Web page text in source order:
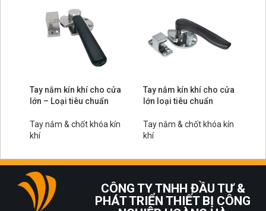
Tay nắm kín khí cho cửa
lớn – Loại tiêu chuẩn
Tay nắm & chốt khóa kín
khí
Tay nắm kín khí cho cửa
lớn loại tiêu chuẩn
Tay nắm & chốt khóa kín
khí
CÔNG TY TNHH ĐẦU TƯ &
PHÁT TRIỂN THIẾT BỊ CÔNG